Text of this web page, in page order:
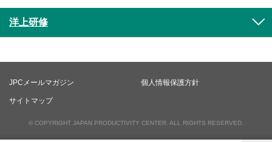
洋上研修
JPCメールマガジン 個人情報保護方針
サイトマップ
© COPYRIGHT JAPAN PRODUCTIVITY CENTER. ALL RIGHTS RESERVED.